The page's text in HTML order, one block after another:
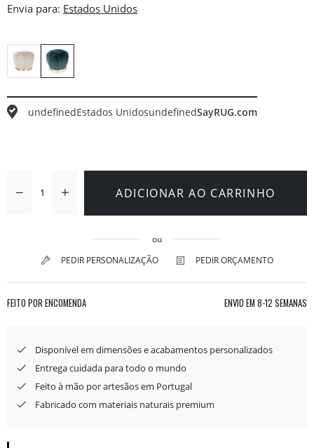
Envia para:
undefinedEstados UnidosundefinedSayRUG.com
ADICIONAR AO CARRINHO
ou
PEDIR PERSONALIZAÇÃO
PEDIR ORÇAMENTO
FEITO POR ENCOMENDA ENVIO EM 8-12 SEMANAS
Disponível em dimensões e acabamentos personalizados
Entrega cuidada para todo o mundo
Feito à mão por artesãos em Portugal
Fabricado com materiais naturais premium